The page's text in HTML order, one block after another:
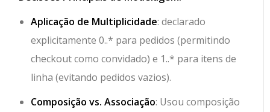
Aplicação de Multiplicidade: declarado
explicitamente0..* para pedidos (permitindo
checkout como convidado) e 1..* para itens de
linha (evitando pedidos vazios).
Composição vs. Associação: Usou composição